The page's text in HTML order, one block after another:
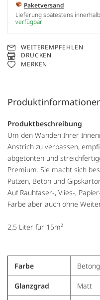
Paketversand
Lieferung spätestens
verfügbar
WEITEREMPFEHLEN
DRUCKEN
MERKEN
Produktbeschreibung
Um den Wänden Ihrer
Anstrich zu verpassen,
abgetönten und
Premium. Sie macht sich
Putzen, Beton und
Auf Rauhfaser-, Vlies-,
Farbe aber auch ohne
2,5 Liter für 15m²
Farbe
Glanzgrad Matt